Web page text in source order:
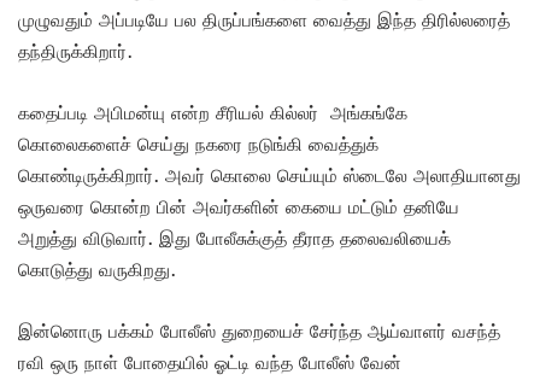
முழுவதும் அப்படியே பல திருப்பங்களை வைத்து இந்த திரில்லரைத்
தந்திருக்கிறார்.
கதைப்படி அபிமன்யு என்ற சீரியல் கில்லர் அங்கங்கே
கொலைகளைச் செய்து நகரை நடுங்கி வைத்துக்
கொண்டிருக்கிறார். அவர் கொலை செய்யும் ஸ்டைலே அலாதியானது
ஒருவரை கொன்ற பின் அவர்களின் கையை மட்டும் தனியே
அறுத்து விடுவார். இது போலீசுக்குத் தீராத தலைவலியைக்
கொடுத்து வருகிறது.
இன்னொரு பக்கம் போலீஸ் துறையைச் சேர்ந்த ஆய்வாளர் வசந்த்
ரவி ஒரு நாள் போதையில் ஓட்டி வந்த போலீஸ் வேன்